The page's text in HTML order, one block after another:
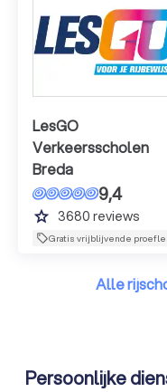
LesGO
Verkeersscholen
Breda
9,4
grade 3680 reviews
Gratis vrijblijvende
Alle
Persoonlijke